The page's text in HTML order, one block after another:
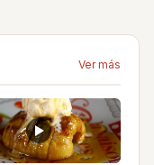
Ver más